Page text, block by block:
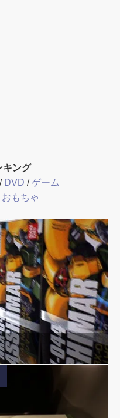
キング
/ DVD /ゲーム
おもちゃ